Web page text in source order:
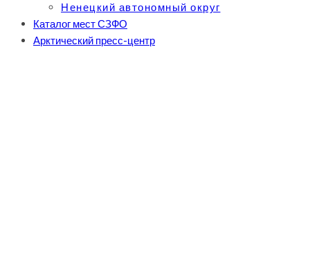
Ненецкий автономный округ
Каталог мест СЗФО
Арктический пресс-центр